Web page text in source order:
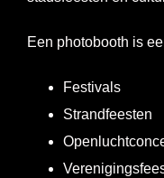
Een photobooth is
Festivals
Strandfeesten